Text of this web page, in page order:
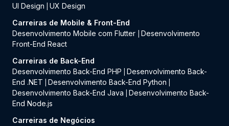
UI Design
UX Design
Carreiras de Mobile & Front-End
Desenvolvimento Mobile com Flutter
Desenvolvimento
Front-End React
Carreiras de Back-End
Desenvolvimento Back-End PHP
Desenvolvimento Back-
End .NET
Desenvolvimento Back-End Python
Desenvolvimento Back-End Java
Desenvolvimento Back-
End Node.js
Carreiras de Negócios